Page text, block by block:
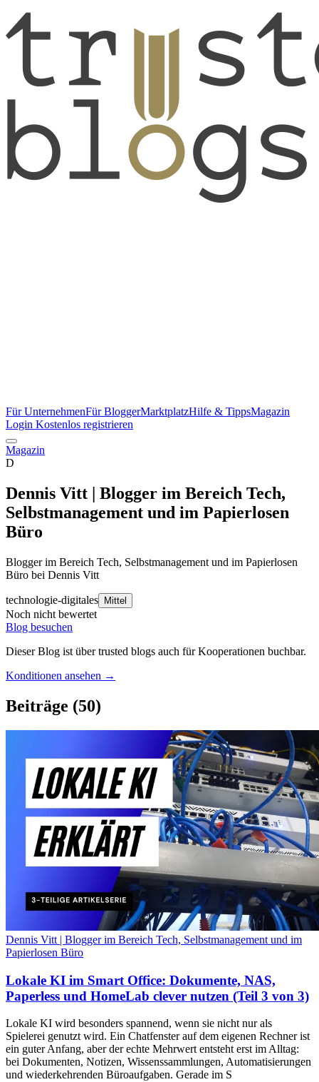
Für UnternehmenFür BloggerMarktplatzHilfe & TippsMagazin
Login Kostenlos registrieren
Magazin
D
Dennis Vitt | Blogger im Bereich Tech,
Selbstmanagement und im Papierlosen
Büro
Blogger im Bereich Tech, Selbstmanagement und im Papierlosen
Büro bei Dennis Vitt
technologie-digitales Mittel
Noch nicht bewertet
Blog besuchen
Dieser Blog ist über trusted blogs auch für Kooperationen buchbar.
Konditionen ansehen →
Beiträge (50)
Dennis Vitt | Blogger im Bereich Tech, Selbstmanagement und im
Papierlosen Büro
Lokale KI im Smart Office: Dokumente, NAS,
Paperless und HomeLab clever nutzen (Teil 3 von 3)
Lokale KI wird besonders spannend, wenn sie nicht nur als
Spielerei genutzt wird. Ein Chatfenster auf dem eigenen Rechner ist
ein guter Anfang, aber der echte Mehrwert entsteht erst im Alltag:
bei Dokumenten, Notizen, Wissenssammlungen, Automatisierungen
und wiederkehrenden Büroaufgaben. Gerade im S